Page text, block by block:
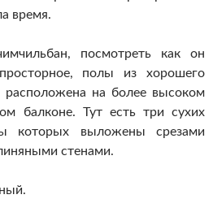
время.
посмотреть как он
полы из хорошего
расположена на более высоком
балконе. Тут есть три сухих
которых выложены срезами
стенами.